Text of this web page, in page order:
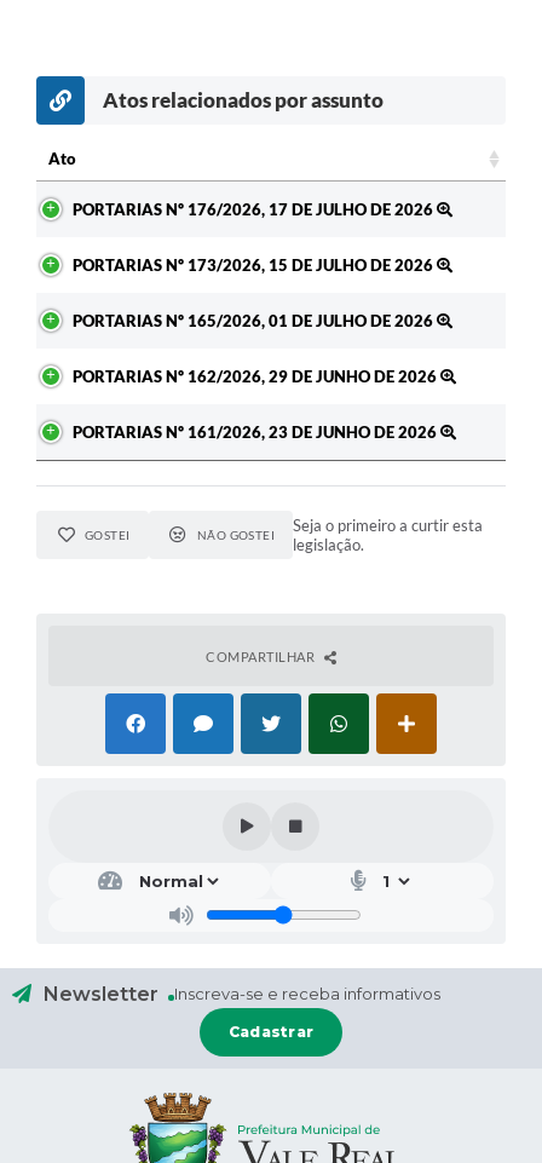
Atos relacionados por assunto
Ato
PORTARIAS Nº 176/2026, 17 DE JULHO DE 2026
PORTARIAS Nº 173/2026, 15 DE JULHO DE 2026
PORTARIAS Nº 165/2026, 01 DE JULHO DE 2026
PORTARIAS Nº 162/2026, 29 DE JUNHO DE 2026
PORTARIAS Nº 161/2026, 23 DE JUNHO DE 2026
GOSTEI NÃO GOSTEI
Seja o primeiro a curtir esta
legislação.
COMPARTILHAR
Newsletter Inscreva-se e receba informativos
Cadastrar